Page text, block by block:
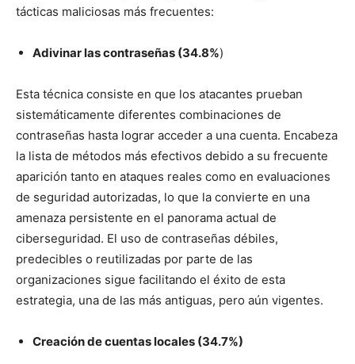
tácticas maliciosas más frecuentes:
Adivinar las contraseñas (34.8%)
Esta técnica consiste en que los atacantes prueban
sistemáticamente diferentes combinaciones de
contraseñas hasta lograr acceder a una cuenta. Encabeza
la lista de métodos más efectivos debido a su frecuente
aparición tanto en ataques reales como en evaluaciones
de seguridad autorizadas, lo que la convierte en una
amenaza persistente en el panorama actual de
ciberseguridad. El uso de contraseñas débiles,
predecibles o reutilizadas por parte de las
organizaciones sigue facilitando el éxito de esta
estrategia, una de las más antiguas, pero aún vigentes.
Creación de cuentas locales (34.7%)